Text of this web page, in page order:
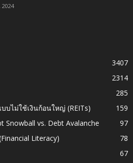
2024
3407
2314
285
บไม่ใช้เงินก้อนใหญ่ (REITs)
159
vs. Debt Avalanche
97
Literacy)
78
67